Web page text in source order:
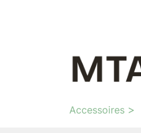
Accessoires